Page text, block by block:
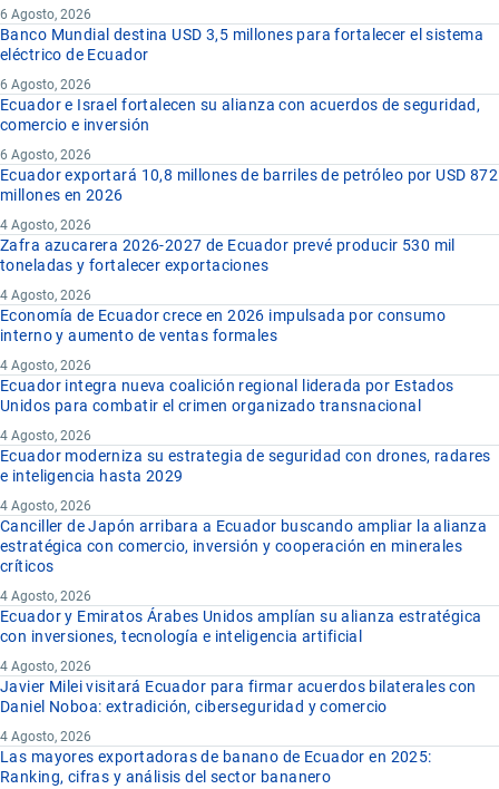
6 Agosto, 2026
Banco Mundial destina USD 3,5 millones para fortalecer el sistema
eléctrico de Ecuador
6 Agosto, 2026
Ecuador e Israel fortalecen su alianza con acuerdos de seguridad,
comercio e inversión
6 Agosto, 2026
Ecuador exportará 10,8 millones de barriles de petróleo por USD 872
millones en 2026
4 Agosto, 2026
Zafra azucarera 2026-2027 de Ecuador prevé producir 530 mil
toneladas y fortalecer exportaciones
4 Agosto, 2026
Economía de Ecuador crece en 2026 impulsada por consumo
interno y aumento de ventas formales
4 Agosto, 2026
Ecuador integra nueva coalición regional liderada por Estados
Unidos para combatir el crimen organizado transnacional
4 Agosto, 2026
Ecuador moderniza su estrategia de seguridad con drones, radares
e inteligencia hasta 2029
4 Agosto, 2026
Canciller de Japón arribara a Ecuador buscando ampliar la alianza
estratégica con comercio, inversión y cooperación en minerales
críticos
4 Agosto, 2026
Ecuador y Emiratos Árabes Unidos amplían su alianza estratégica
con inversiones, tecnología e inteligencia artificial
4 Agosto, 2026
Javier Milei visitará Ecuador para firmar acuerdos bilaterales con
Daniel Noboa: extradición, ciberseguridad y comercio
4 Agosto, 2026
Las mayores exportadoras de banano de Ecuador en 2025:
Ranking, cifras y análisis del sector bananero